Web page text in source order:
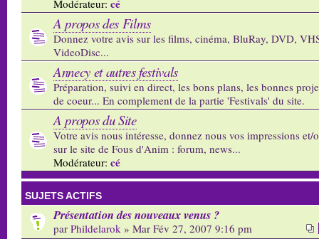
Modérateur: cé
A propos des Films
Donnez votre avis sur les films, cinéma, BluRay, DVD,
VideoDisc...
Annecy et autres festivals
Préparation, suivi en direct, les bons plans, les bonnes
de coeur... En complement de la partie 'Festivals' du site.
A propos du Site
Votre avis nous intéresse, donnez nous vos impressions et/
sur le site de Fous d'Anim : forum, news...
Modérateur: cé
SUJETS ACTIFS
Présentation des nouveaux venus ?
par Phildelarok » Mar Fév 27, 2007 9:16 pm